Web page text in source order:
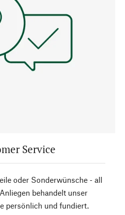
Service
oder Sonderwünsche - all
behandelt unser
persönlich und fundiert.